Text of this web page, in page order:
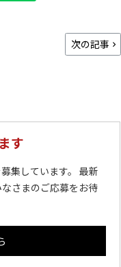
次の記事
す
集しています。 最新
さまのご応募をお待